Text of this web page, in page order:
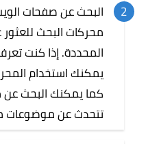
البحث عن صفحات
محركات البحث
المحددة. إذا كنت
يمكنك استخدام
كما يمكنك البحث عن
تتحدث عن موضوعات